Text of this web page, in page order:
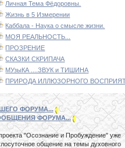
Личная Тема Фёдоровны.
Жизнь в 5 Измерении
Каббала - Наука о смысле жизни.
МОЯ РЕАЛЬНОСТЬ...
ПРОЗРЕНИЕ
СКАЗКИ СКРИПАЧА
МУзыКА ....ЗВУК и ТИШИНА
ПРИРОДА ИЛЛЮЗОРНОГО
ФОРУМА...
ФОРУМА...
"Осознание и Пробуждение" уже
общение на темы духовного